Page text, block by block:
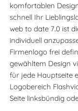
komfortablen
schnell Ihr
web to date 7.0 ist
individuell
Firmenlogo frei
gewähltem Design
für jede Hauptseite
Logobereich
Seite linksbündig